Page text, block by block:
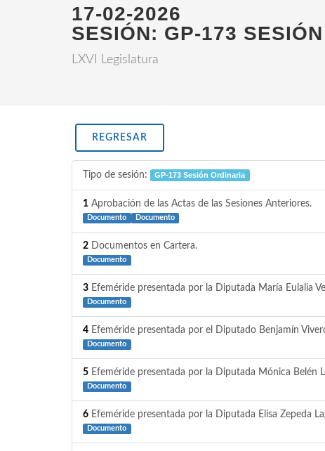
17-02-2026
SESIÓN: GP-173
LXVI Legislatura
REGRESAR
Tipo de sesión: GP-173 Sesión Ordinaria
1 Aprobación de las Actas de las Sesiones Anteriores.
Documento Documento
2 Documentos en Cartera.
Documento
3 Efeméride presentada por la Diputada María Eulalia
Documento
4 Efeméride presentada por el Diputado Benjamín
Documento
5 Efeméride presentada por la Diputada Mónica Belén
Documento
6 Efeméride presentada por la Diputada Elisa Zepeda
Documento